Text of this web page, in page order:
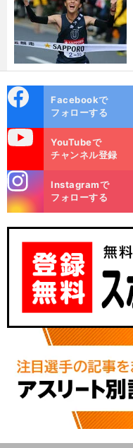
ok
Facebookで
フォローする
YouTubeで
チャンネル登録
m
Instagramで
フォローする